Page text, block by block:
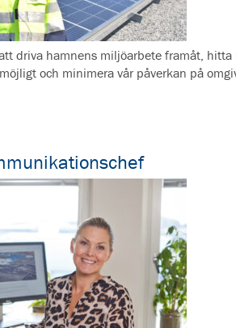
driva hamnens miljöarbete framåt,
och minimera vår påverkan på